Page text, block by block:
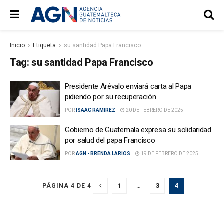
Inicio Etiqueta su santidad Papa Francisco
Tag: su santidad Papa Francisco
Presidente Arévalo enviará carta al Papa
pidiendo por su recuperación
POR ISAAC RAMIREZ 20 DE FEBRERO DE 2025
Gobierno de Guatemala expresa su solidaridad
por salud del papa Francisco
PORAGN - BRENDA LARIOS 19 DE FEBRERO DE 2025
PÁGINA 4 DE 4 1 … 3 4